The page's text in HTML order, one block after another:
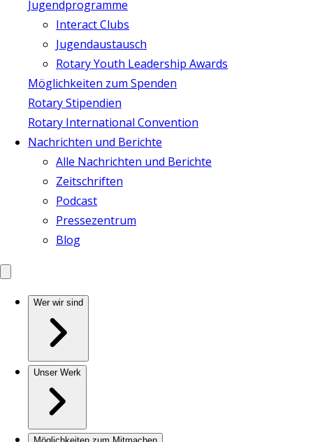
Jugendprogramme
Interact Clubs
Jugendaustausch
Rotary Youth Leadership Awards
Möglichkeiten zum Spenden
Rotary Stipendien
Rotary International Convention
Nachrichten und Berichte
Alle Nachrichten und Berichte
Zeitschriften
Podcast
Pressezentrum
Blog
Wer wir sind
Unser Werk